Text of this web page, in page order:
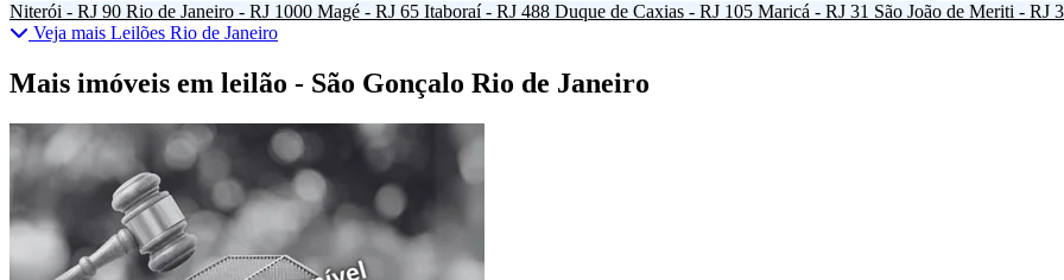
Niterói - RJ 90 Rio de Janeiro - RJ 1000 Magé - RJ 65 Itaboraí - RJ 488 Duque de Caxias - RJ 105 Maricá - RJ 31 São João de Meriti - RJ
Veja mais Leilões Rio de Janeiro
Mais imóveis em leilão - São Gonçalo Rio de Janeiro